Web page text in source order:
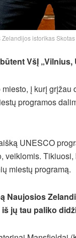
istorikas
VšĮ
į kurį
programos
UNESCO
veiklomis.
miestų programą.
Naujosios
jų tau paliko